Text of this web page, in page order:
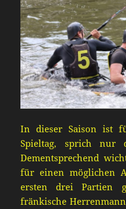
In dieser Saison ist
Spieltag, sprich nur
Dementsprechend
für einen möglichen
ersten drei Partien
fränkische